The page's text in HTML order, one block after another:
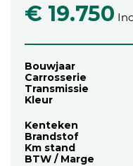
€ 19.750
Bouwjaar
Carrosserie
Transmissie
Kleur
Kenteken
Brandstof
Km stand
BTW / Marge